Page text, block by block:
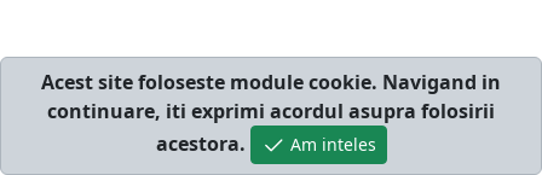
Acest site foloseste module cookie. Navigand in
continuare, iti exprimi acordul asupra folosirii
acestora.
Am inteles